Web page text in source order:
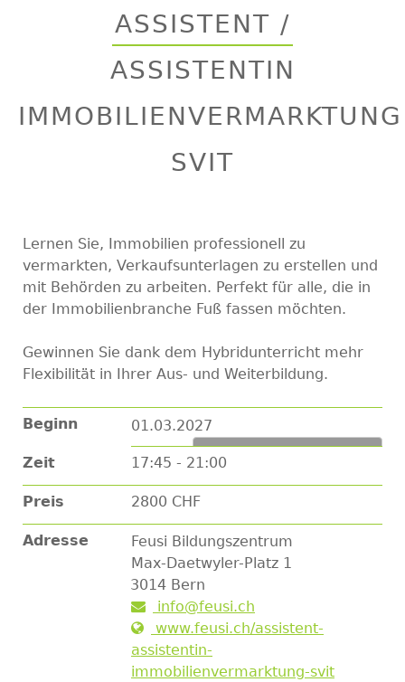
ASSISTENT /
ASSISTENTIN
IMMOBILIENVERMARKTUNG
SVIT
Lernen Sie, Immobilien professionell zu
vermarkten, Verkaufsunterlagen zu erstellen und
mit Behörden zu arbeiten. Perfekt für alle, die in
der Immobilienbranche Fuß fassen möchten.
Gewinnen Sie dank dem Hybridunterricht mehr
Flexibilität in Ihrer Aus- und Weiterbildung.
Beginn 01.03.2027
Zeit 17:45 - 21:00
Preis 2800 CHF
Adresse
Feusi Bildungszentrum
Max-Daetwyler-Platz 1
3014 Bern
info@feusi.ch
www.feusi.ch/assistent-
assistentin-
immobilienvermarktung-svit